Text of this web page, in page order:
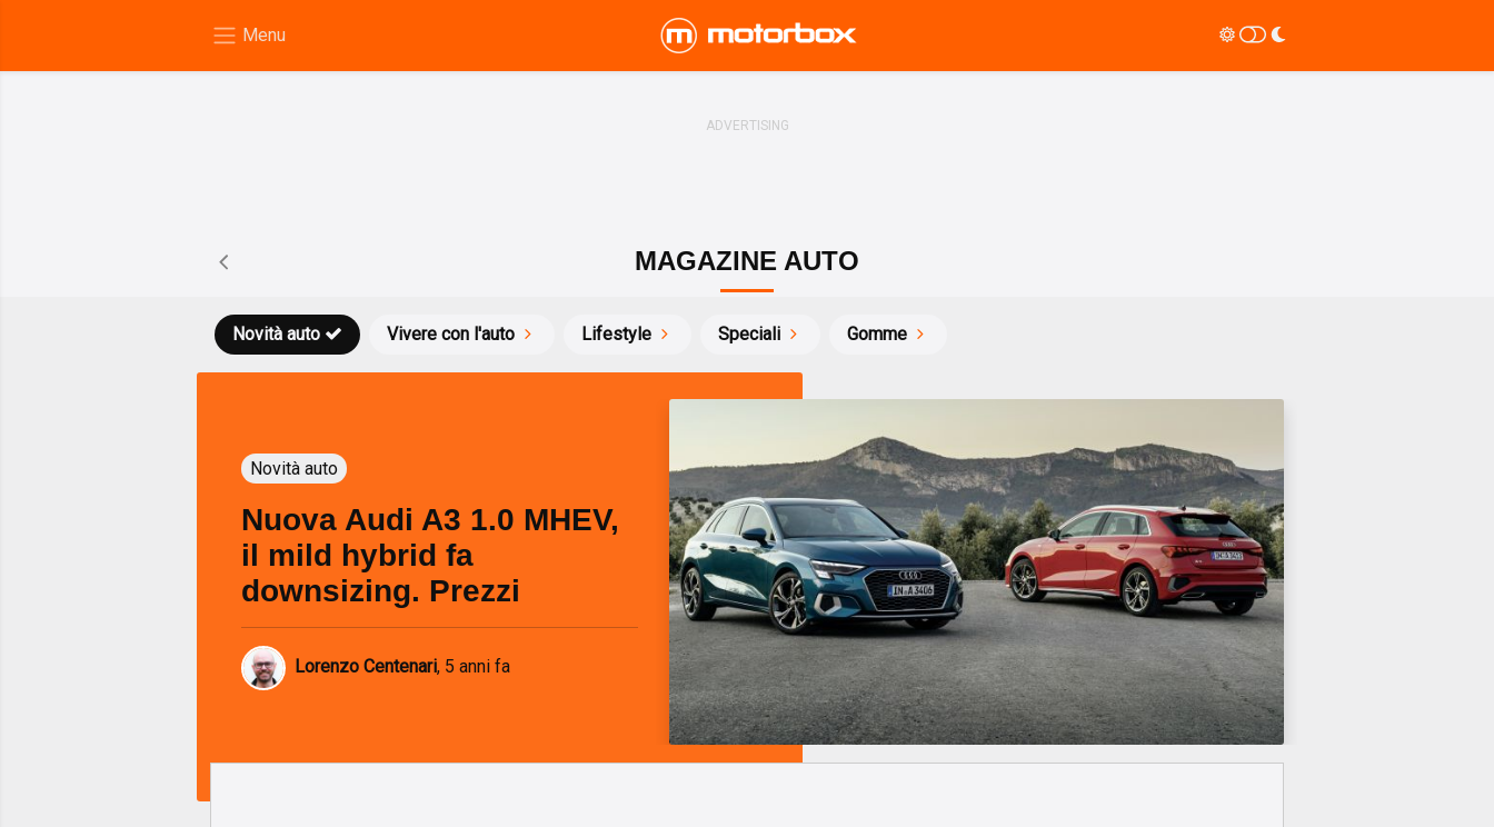
MAGAZINE AUTO
Novità auto Vivere con l'auto Lifestyle Speciali Gomme
Novità auto
Nuova Audi A3 1.0 MHEV,
il mild hybrid fa
downsizing. Prezzi
Lorenzo Centenari, 5 anni fa